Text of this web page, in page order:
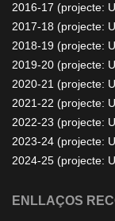
2016-17 (projecte:
2017-18 (projecte:
2018-19 (projecte:
2019-20 (projecte:
2020-21 (projecte:
2021-22 (projecte:
2022-23 (projecte:
2023-24 (projecte:
2024-25 (projecte:
ENLLAÇOS